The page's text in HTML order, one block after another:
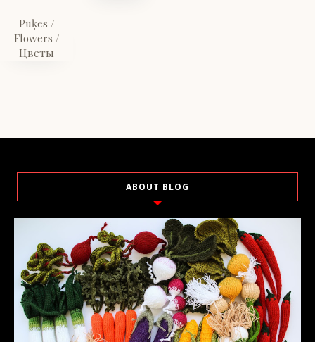
Puķes /
Flowers /
Цветы
ABOUT BLOG